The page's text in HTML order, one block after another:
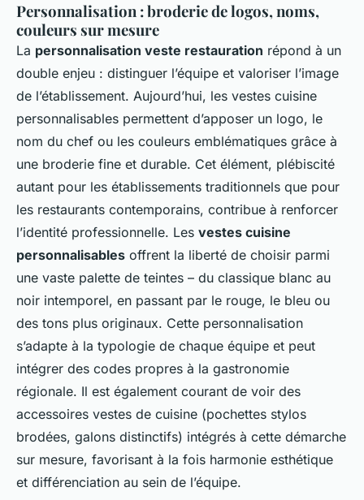
Personnalisation : broderie de logos, noms,
couleurs sur mesure
La personnalisation veste restauration répond à un
double enjeu : distinguer l’équipe et valoriser l’image
de l’établissement. Aujourd’hui, les vestes cuisine
personnalisables permettent d’apposer un logo, le
nom du chef ou les couleurs emblématiques grâce à
une broderie fine et durable. Cet élément, plébiscité
autant pour les établissements traditionnels que pour
les restaurants contemporains, contribue à renforcer
l’identité professionnelle. Les vestes cuisine
personnalisables offrent la liberté de choisir parmi
une vaste palette de teintes – du classique blanc au
noir intemporel, en passant par le rouge, le bleu ou
des tons plus originaux. Cette personnalisation
s’adapte à la typologie de chaque équipe et peut
intégrer des codes propres à la gastronomie
régionale. Il est également courant de voir des
accessoires vestes de cuisine (pochettes stylos
brodées, galons distinctifs) intégrés à cette démarche
sur mesure, favorisant à la fois harmonie esthétique
et différenciation au sein de l’équipe.